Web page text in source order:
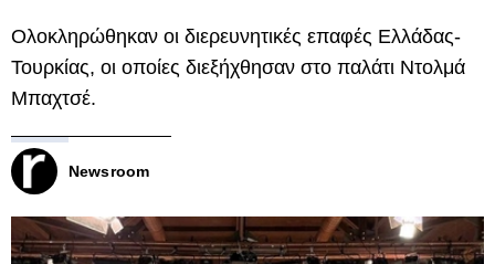
Ολοκληρώθηκαν οι διερευνητικές επαφές Ελλάδας-
Τουρκίας, οι οποίες διεξήχθησαν στο παλάτι Ντολμά
Μπαχτσέ.
Newsroom